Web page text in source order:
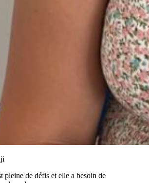
pleine de défis et elle a besoin de